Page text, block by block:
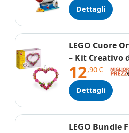
Dettagli
LEGO Cuore
– Kit Creativo
12,90€
Dettagli
LEGO Bundle